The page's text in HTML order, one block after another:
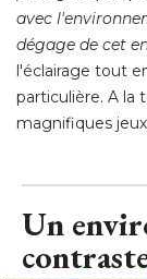
avec
dégage de cet
l'éclairage tout
particulière. A la
magnifiques
Un